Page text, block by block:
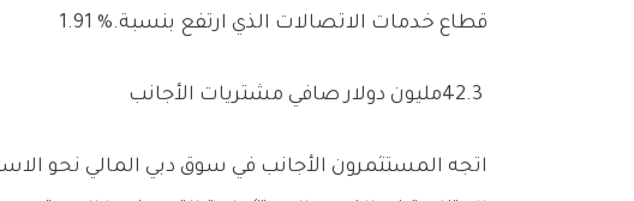
‬قطاع‭ ‬خدمات‭ ‬الاتصالات‭ ‬الذي‭ ‬ارتفع‭ ‬بنسبة‭ ‬1‭.‬91‭ %.‬
42.3‭ ‬مليون‭ ‬دولار‭ ‬صافي‭ ‬مشتريات‭ ‬الأجانب‭ ‬